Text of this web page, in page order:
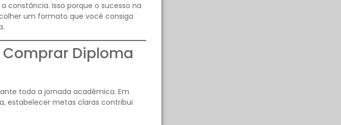
constância. Isso porque o sucesso na
um formato que você consiga
Comprar Diploma
toda a jornada acadêmica. Em
estabelecer metas claras contribui